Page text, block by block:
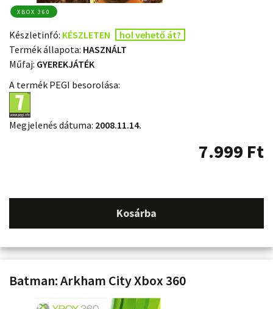
XBOX 360
Készletinfó: KÉSZLETEN
hol vehető át?
Termék állapota: HASZNÁLT
Műfaj: GYEREKJÁTÉK
A termék PEGI besorolása:
Megjelenés dátuma: 2008.11.14.
7.999 Ft
Kosárba
Batman: Arkham City Xbox 360